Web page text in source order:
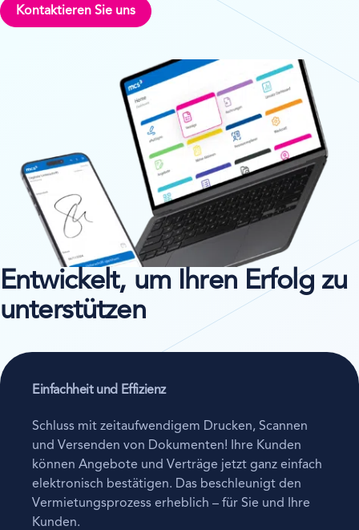
Kontaktieren Sie uns
Entwickelt, um Ihren Erfolg zu
unterstützen
Einfachheit und Effizienz
Schluss mit zeitaufwendigem Drucken, Scannen
und Versenden von Dokumenten! Ihre Kunden
können Angebote und Verträge jetzt ganz einfach
elektronisch bestätigen. Das beschleunigt den
Vermietungsprozess erheblich – für Sie und Ihre
Kunden.